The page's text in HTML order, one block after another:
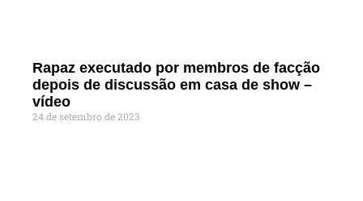
Rapaz executado por membros de facção
depois de discussão em casa de show –
vídeo
24 de setembro de 2023